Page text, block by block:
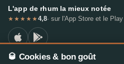
L'app de rhum la mieux notée
★★★★★4,8· sur l'App Store et le
🥃 Cookies & bon goût